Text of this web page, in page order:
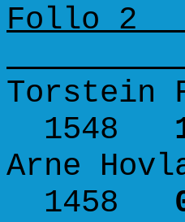
Torstein
1548
Arne
1458